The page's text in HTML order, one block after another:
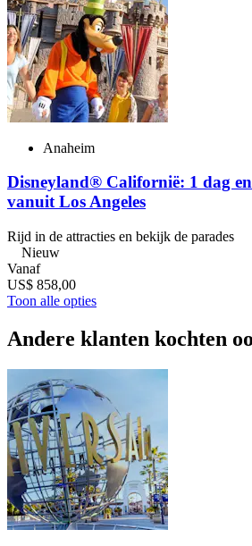
Anaheim
Disneyland® Californië: 1 dag
vanuit Los Angeles
Rijd in de attracties en bekijk de parades
Nieuw
Vanaf
US$ 858,00
Toon alle opties
Andere klanten kochten